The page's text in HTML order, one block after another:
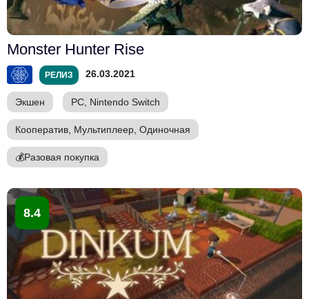
Monster Hunter Rise
РЕЛИЗ 26.03.2021
Экшен PC, Nintendo Switch
Кооператив, Мультиплеер, Одиночная
💰Разовая покупка
8.4